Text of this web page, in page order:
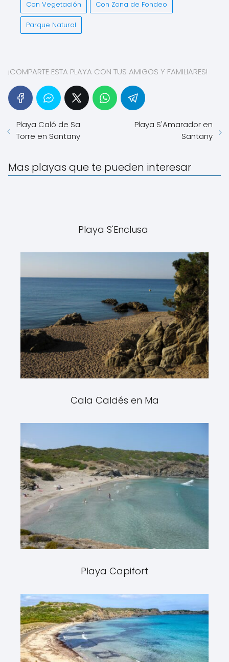
Con Vegetación Con Zona de Fondeo
Parque Natural
¡COMPARTE ESTA PLAYA CON TUS AMIGOS Y FAMILIARES!
Playa Caló de Sa
Torre en Santany
Playa S'Amarador en
Santany
Mas playas que te pueden interesar
Playa S'Enclusa
Cala Caldés en Ma
Playa Capifort